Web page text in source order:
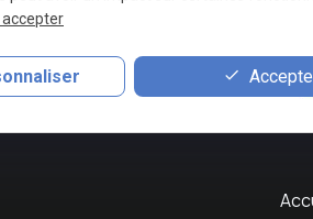
phone0493